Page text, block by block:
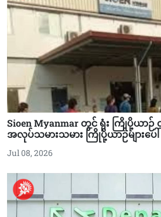
Sioen Myanmar တွင် ရုံး ကြိုပို့ယာဉ်
အလုပ်သမားသမား ကြိုပို့ယာဉ်များပ
Jul 08, 2026